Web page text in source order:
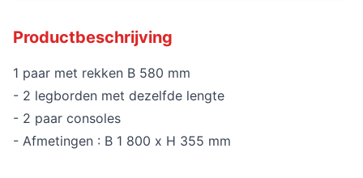
Productbeschrijving
1 paar met rekken B 580 mm
- 2 legborden met dezelfde lengte
- 2 paar consoles
- Afmetingen : B 1 800 x H 355 mm